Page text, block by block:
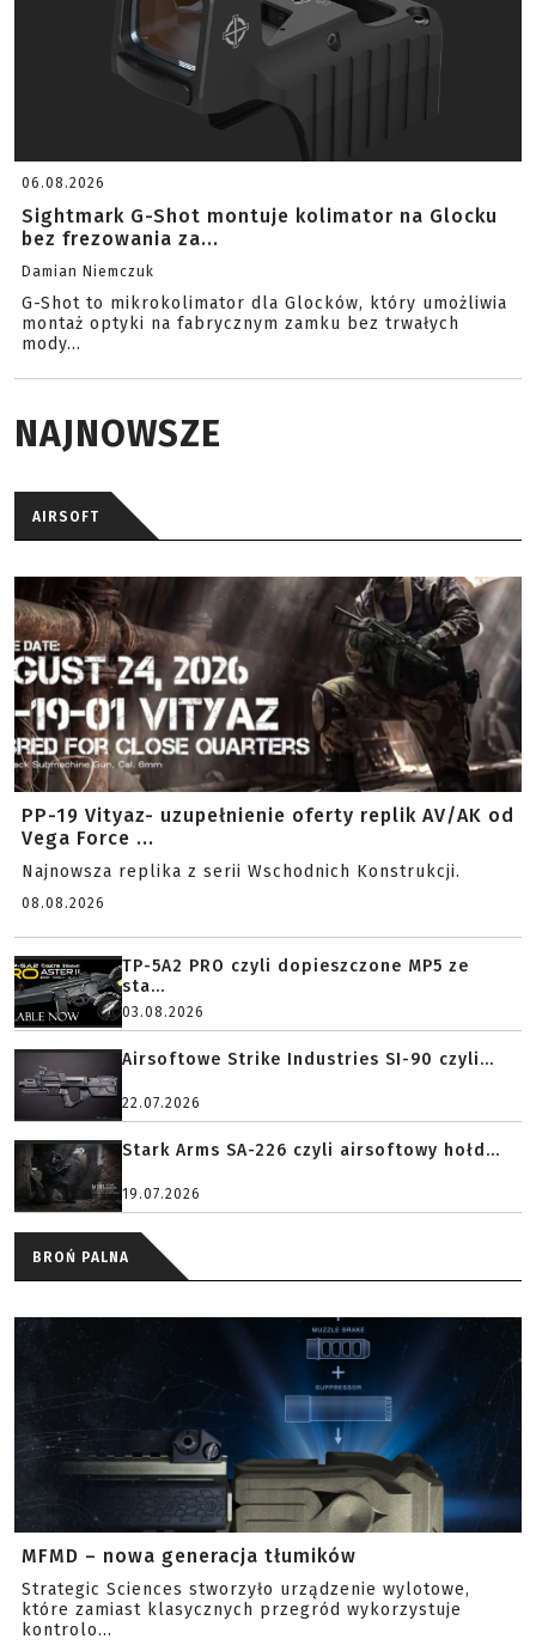
06.08.2026
Sightmark G-Shot montuje kolimator na Glocku
bez frezowania za...
Damian Niemczuk
G-Shot to mikrokolimator dla Glocków, który umożliwia
montaż optyki na fabrycznym zamku bez trwałych
mody...
NAJNOWSZE
AIRSOFT
PP-19 Vityaz- uzupełnienie oferty replik AV/AK od
Vega Force ...
Najnowsza replika z serii Wschodnich Konstrukcji.
08.08.2026
TP-5A2 PRO czyli dopieszczone MP5 ze
sta...
03.08.2026
Airsoftowe Strike Industries SI-90 czyli...
22.07.2026
Stark Arms SA-226 czyli airsoftowy hołd...
19.07.2026
BROŃ PALNA
MFMD – nowa generacja tłumików
Strategic Sciences stworzyło urządzenie wylotowe,
które zamiast klasycznych przegród wykorzystuje
kontrolo...